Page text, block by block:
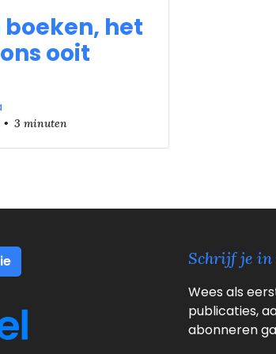
boeken, het
ooit
• 3 minuten
Schrijf je in
Wees als
publicaties,
abonneren